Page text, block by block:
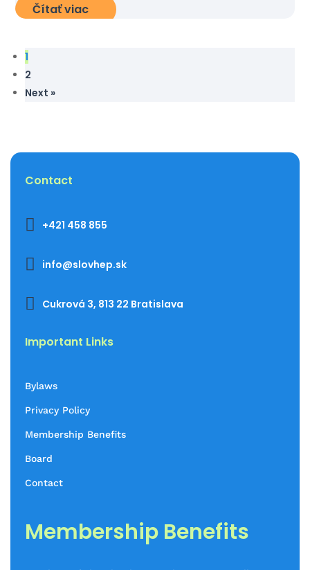
Čítať viac
1
2
Next »
Contact
 +421 458 855
 info@slovhep.sk
 Cukrová 3, 813 22 Bratislava
Important Links
Bylaws
Privacy Policy
Membership Benefits
Board
Contact
Membership Benefits